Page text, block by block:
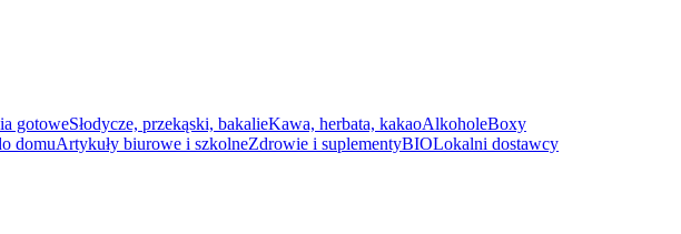
gotoweSłodycze, przekąski, bakalieKawa, herbata, kakaoAlkoholeBoxy
domuArtykuły biurowe i szkolneZdrowie i suplementyBIOLokalni dostawcy